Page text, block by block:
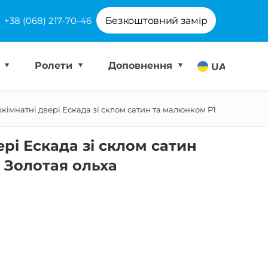
+38 (068) 217-70-46 Безкоштовний замір
UA
Ролети Доповнення
двері Ескада зі склом сатин та малюнком Р1
Ескада зі склом сатин
ольха